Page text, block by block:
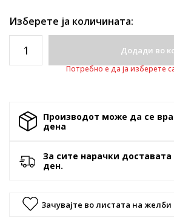
Изберете ја количината:
Додади во
Потребно е да ја изберете
Производот може да се
денa
За сите нарачки доставата
ден.
Зачувајте во листата на желби